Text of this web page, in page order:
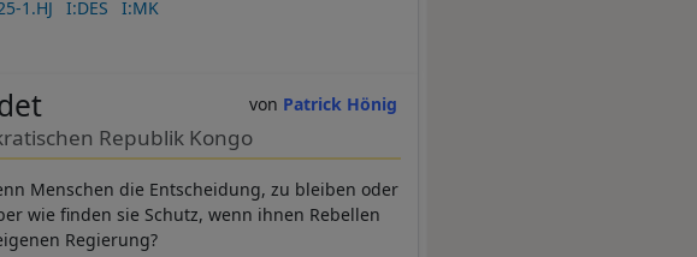
1.HJ I:DES I:MK
Patrick Hönig
Republik Kongo
Menschen die Entscheidung, zu bleiben oder
wie finden sie Schutz, wenn ihnen Rebellen
Regierung?